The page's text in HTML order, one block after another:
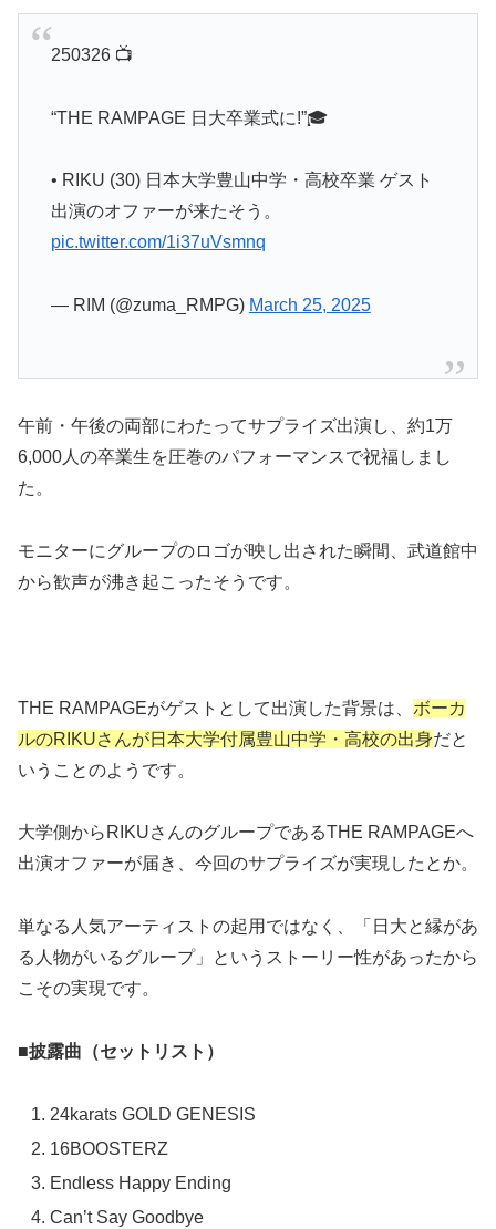
250326 📺
“THE RAMPAGE 日大卒業式に!”🎓
• RIKU (30) 日本大学豊山中学・高校卒業 ゲスト
出演のオファーが来たそう。
pic.twitter.com/1i37uVsmnq
— RIM (@zuma_RMPG) March 25, 2025
午前・午後の両部にわたってサプライズ出演し、約1万
6,000人の卒業生を圧巻のパフォーマンスで祝福しまし
た。
モニターにグループのロゴが映し出された瞬間、武道館中
から歓声が沸き起こったそうです。
THE RAMPAGEがゲストとして出演した背景は、 ボーカ
ルのRIKUさんが日本大学付属豊山中学・高校の出身だと
いうことのようです。
大学側からRIKUさんのグループであるTHE RAMPAGEへ
出演オファーが届き、今回のサプライズが実現したとか。
単なる人気アーティストの起用ではなく、「日大と縁があ
る人物がいるグループ」というストーリー性があったから
こその実現です。
■披露曲（セットリスト）
24karats GOLD GENESIS
16BOOSTERZ
Endless Happy Ending
Can’t Say Goodbye